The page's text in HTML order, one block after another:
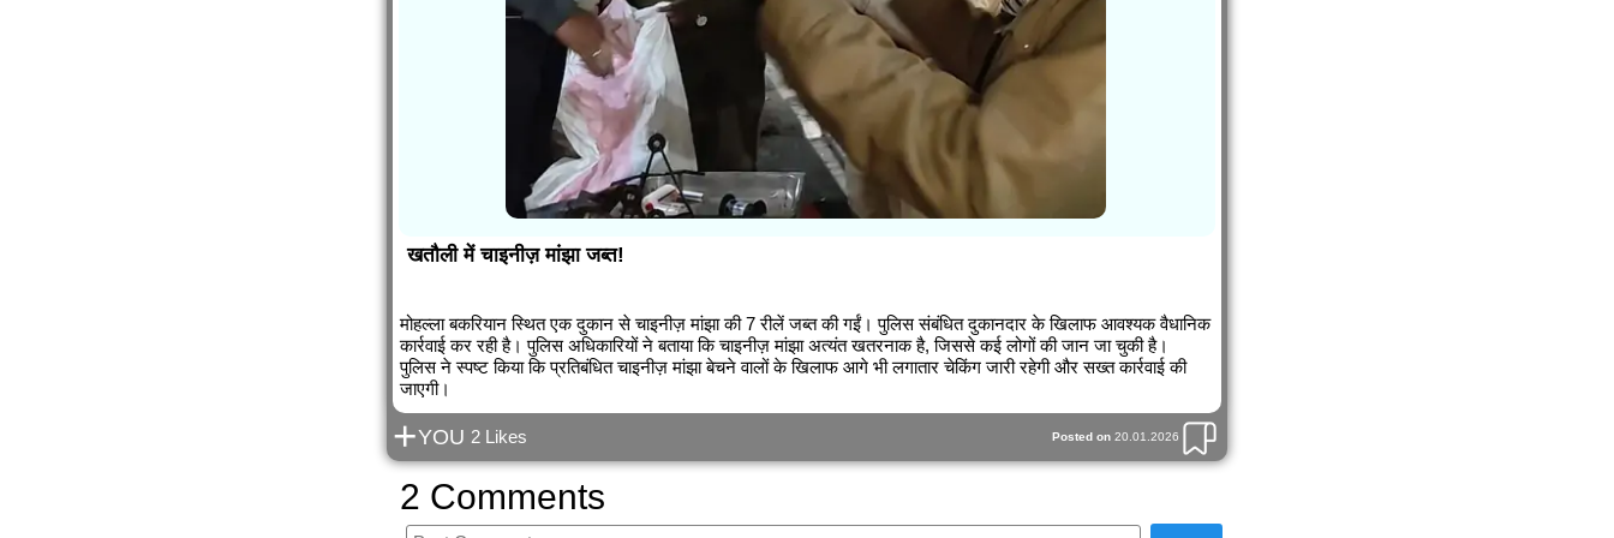
खतौली में चाइनीज़ मांझा जब्त!
मोहल्ला बकरियान स्थित एक दुकान से चाइनीज़ मांझा की 7 रीलें जब्त की गईं। पुलिस संबंधित दुकानदार के खिलाफ आवश्यक वैधानिक
कार्रवाई कर रही है। पुलिस अधिकारियों ने बताया कि चाइनीज़ मांझा अत्यंत खतरनाक है, जिससे कई लोगों की जान जा चुकी है।
पुलिस ने स्पष्ट किया कि प्रतिबंधित चाइनीज़ मांझा बेचने वालों के खिलाफ आगे भी लगातार चेकिंग जारी रहेगी और सख्त कार्रवाई की
जाएगी।
+YOU 2 Likes Posted on 20.01.2026
2 Comments